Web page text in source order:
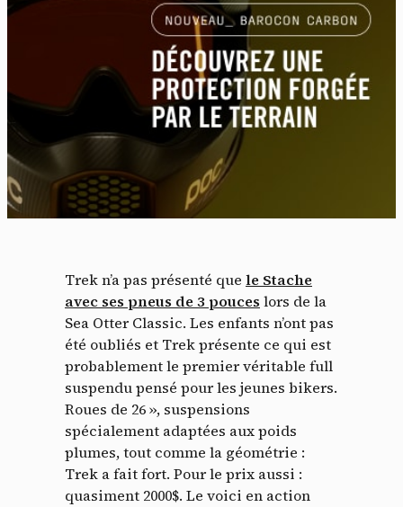
Trek n’a pas présenté que le Stache
avec ses pneus de 3 pouces lors de la
Sea Otter Classic. Les enfants n’ont pas
été oubliés et Trek présente ce qui est
probablement le premier véritable full
suspendu pensé pour les jeunes bikers.
Roues de 26 », suspensions
spécialement adaptées aux poids
plumes, tout comme la géométrie :
Trek a fait fort. Pour le prix aussi :
quasiment 2000$. Le voici en action